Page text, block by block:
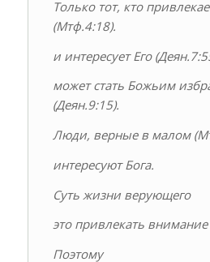
Только тот, кто
(Мтф.4:18).
и интересует Его
может стать Божьим
(Деян.9:15).
Люди, верные в малом
интересуют Бога.
Суть жизни верующего
это привлекать внимание
Поэтому